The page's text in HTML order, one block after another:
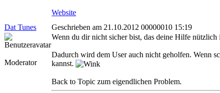
Website
Dat Tunes
Geschrieben am 21.10.2012 00000010 15:19
Moderator
Wenn du dir nicht sicher bist, das deine Hilfe nützlich
Dadurch wird dem User auch nicht geholfen. Wenn
kannst.
Back to Topic zum eigendlichen Problem.